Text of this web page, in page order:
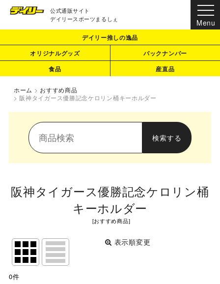
公式通販サイト
デイリースポーツまるしぇ
デイリー推しの逸品
オリジナルグッズ
バックナンバー
食品
産直品
ホーム > おすすめ商品
> 阪神タイガース優勝記念ケロリン桶キーホルダー
阪神タイガース優勝記念ケロリン桶
キーホルダー
[おすすめ商品]
表示順変更
表示数
0件